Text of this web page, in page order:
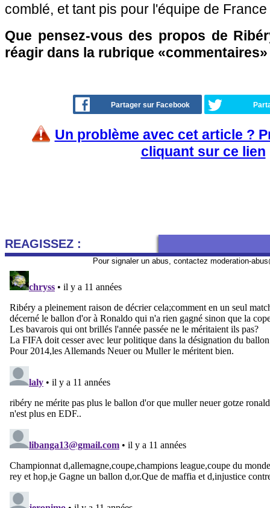
comblé, et tant pis pour l'équipe de
Que pensez-vous des propos de
réagir dans la rubrique
Partager sur Facebook
Un problème avec cet article ?
cliquant sur ce lien
REAGISSEZ :
Pour signaler un abus, contactez moderation-